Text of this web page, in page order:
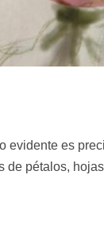
evidente es
pétalos,